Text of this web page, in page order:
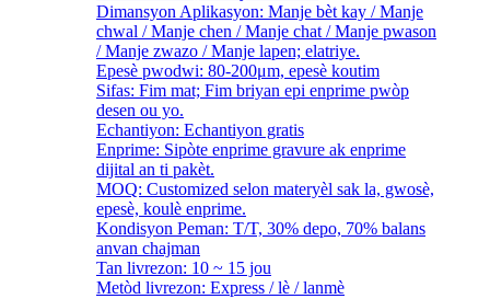
Dimansyon Aplikasyon: Manje bèt kay / Manje
chwal / Manje chen / Manje chat / Manje pwason
/ Manje zwazo / Manje lapen; elatriye.
Epesè pwodwi: 80-200μm, epesè koutim
Sifas: Fim mat; Fim briyan epi enprime pwòp
desen ou yo.
Echantiyon: Echantiyon gratis
Enprime: Sipòte enprime gravure ak enprime
dijital an ti pakèt.
MOQ: Customized selon materyèl sak la, gwosè,
epesè, koulè enprime.
Kondisyon Peman: T/T, 30% depo, 70% balans
anvan chajman
Tan livrezon: 10 ~ 15 jou
Metòd livrezon: Express / lè / lanmè